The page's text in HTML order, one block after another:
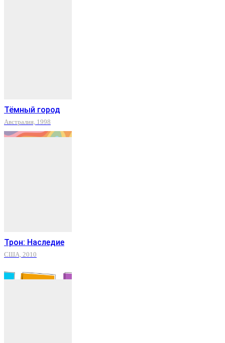
Тёмный город
Австралия, 1998
Трон: Наследие
США, 2010